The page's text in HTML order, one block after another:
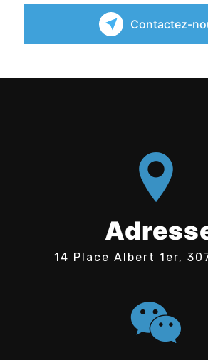
Contactez-
14 Place Albert 1er,